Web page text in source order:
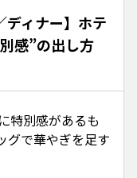
ディナー】ホテ
感”の出し方
特別感があるも
グで華やぎを足す